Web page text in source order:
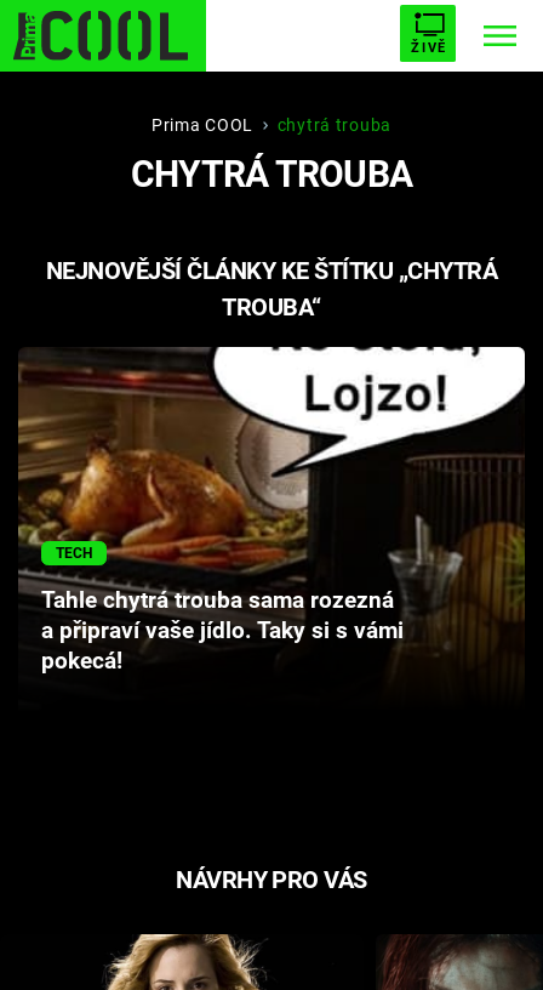
ŽIVĚ
STARHOUSE BUFFY, PŘEMOŽITELKA UPÍRŮ
PLNEJ KOTEL AVENGERS 5
Filmy
Seriály
Hry
Cool Esport
Pořady
Prima COOL chytrá trouba
CHYTRÁ TROUBA
NEJNOVĚJŠÍ ČLÁNKY KE ŠTÍTKU „CHYTRÁ
TROUBA“
TECH
Tahle chytrá trouba sama rozezná
a připraví vaše jídlo. Taky si s vámi
pokecá!
NÁVRHY PRO VÁS